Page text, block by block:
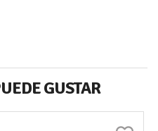
GUSTAR